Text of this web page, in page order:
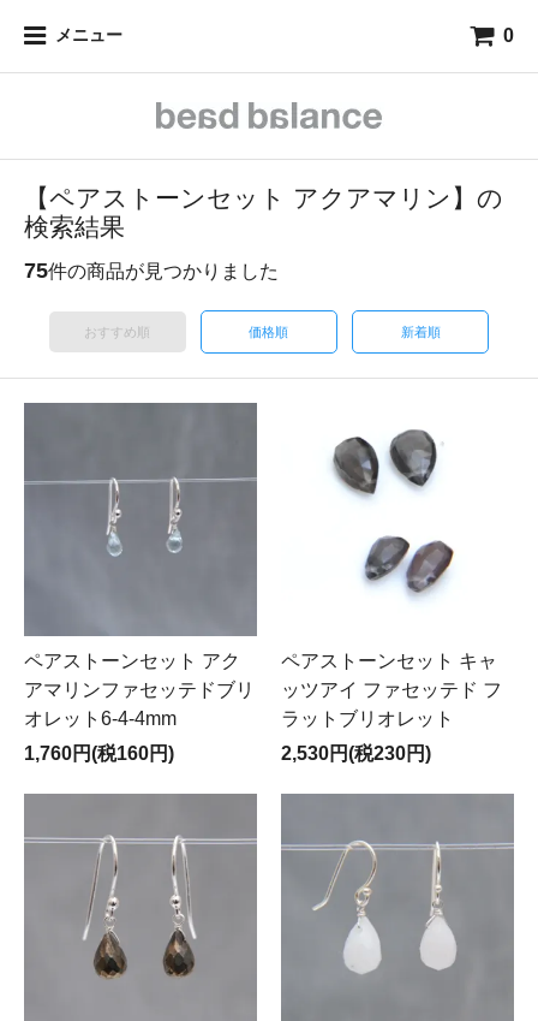
メニュー 0
【ペアストーンセット アクアマリン】の
検索結果
75件の商品が見つかりました
おすすめ順 価格順 新着順
ペアストーンセット アク
アマリンファセッテドブリ
オレット6-4-4mm
1,760円(税160円)
ペアストーンセット キャ
ッツアイ ファセッテド フ
ラットブリオレット
2,530円(税230円)